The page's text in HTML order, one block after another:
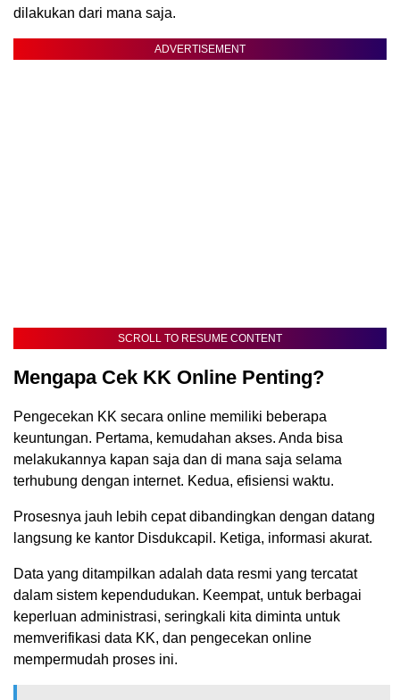
dilakukan dari mana saja.
ADVERTISEMENT
SCROLL TO RESUME CONTENT
Mengapa Cek KK Online Penting?
Pengecekan KK secara online memiliki beberapa
keuntungan. Pertama, kemudahan akses. Anda bisa
melakukannya kapan saja dan di mana saja selama
terhubung dengan internet. Kedua, efisiensi waktu.
Prosesnya jauh lebih cepat dibandingkan dengan datang
langsung ke kantor Disdukcapil. Ketiga, informasi akurat.
Data yang ditampilkan adalah data resmi yang tercatat
dalam sistem kependudukan. Keempat, untuk berbagai
keperluan administrasi, seringkali kita diminta untuk
memverifikasi data KK, dan pengecekan online
mempermudah proses ini.